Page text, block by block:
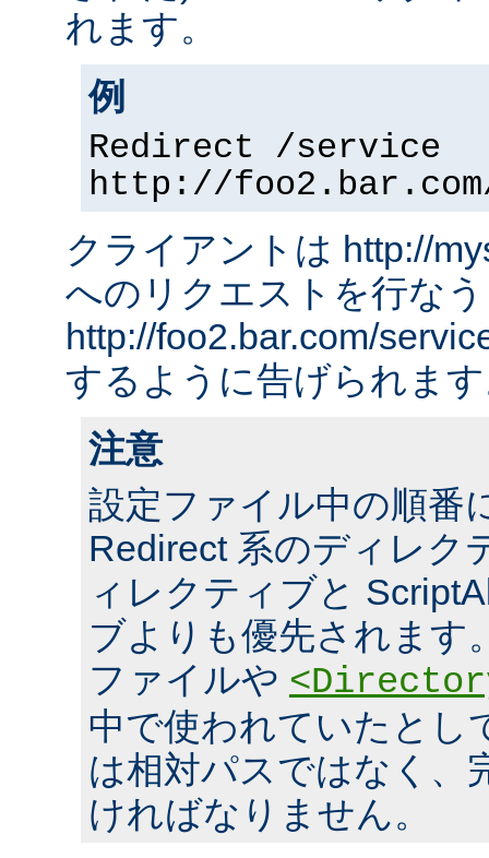
れます。
例
Redirect /service
http://
クライアントは http://
へのリクエストを行な
http://foo2.bar.com/
するように告げられま
注意
設定ファイル中の順番
Redirect 系のディレク
ィレクティブと
ブよりも優先されます
ファイルや
中で使われていたとし
は相対パスではなく、
ければなりません。